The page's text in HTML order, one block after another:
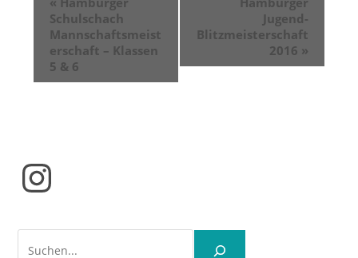
Schulschach
Mannschaftsmeist
erschaft – Klassen
5 & 6
Jugend-
Blitzmeisterschaft
2016 »
Instagram